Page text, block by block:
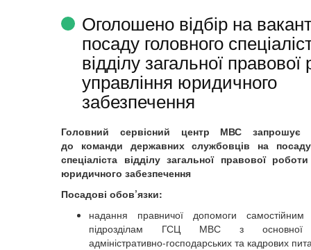
Оголошено відбір на
посаду головного
відділу загальної
управління юридичного
забезпечення
Головний сервісний центр МВС запрошує
до команди державних службовців на
спеціаліста відділу загальної правової
юридичного забезпечення
Посадові обов’язки:
надання правничої допомоги самостійним
підрозділам ГСЦ МВС з основної
адміністративно-господарських та кадрових